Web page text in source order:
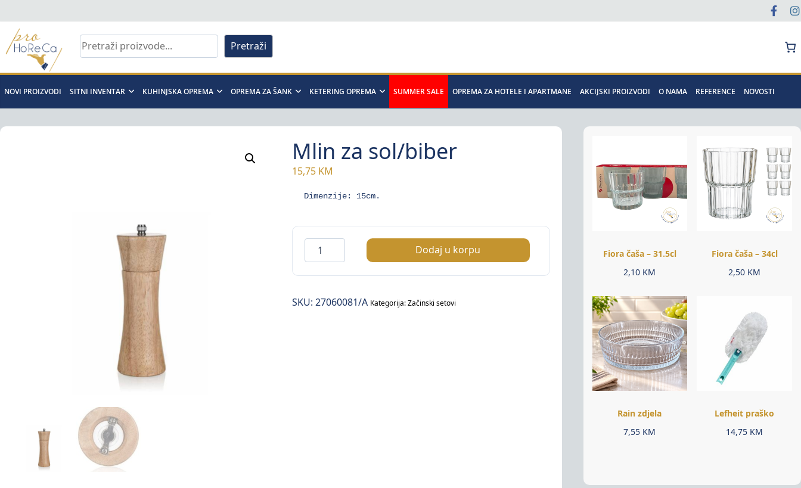
to
content
Pro
Horeca
d.o.o
Pretraži
NOVI PROIZVODI SITNI INVENTAR KUHINJSKA OPREMA OPREMA ZA ŠANK KETERING OPREMA SUMMER SALE OPREMA ZA HOTELE I APARTMANE AKCIJSKI PROIZVODI O NAMA REFERENCE NOVOSTI
Mlin za sol/biber
15,75 KM
Dimenzije: 15cm.
Mlin
za
sol/biber
Dodaj u korpu
SKU: 27060081/A Kategorija:Začinski setovi
Fiora čaša – 31.5cl
2,10 KM
Fiora čaša – 34cl
2,50 KM
Rain zdjela
7,55 KM
Lefheit praško
14,75 KM